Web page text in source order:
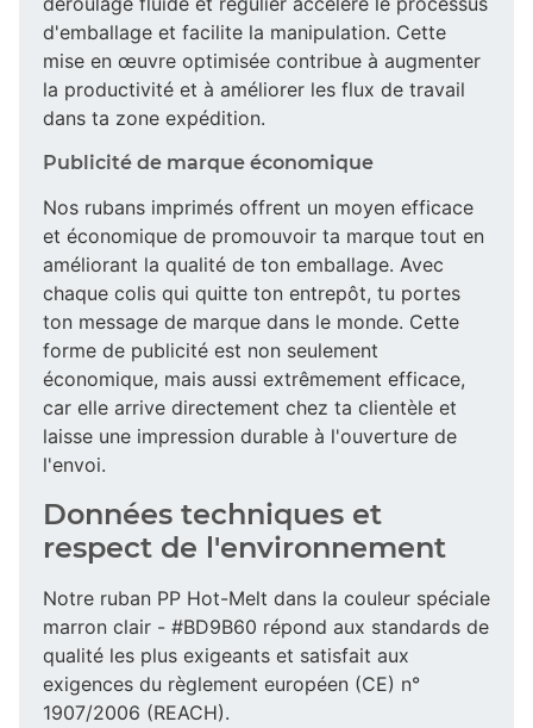
d'emballage et facilite la manipulation. Cette
mise en œuvre optimisée contribue à augmenter
la productivité et à améliorer les flux de travail
dans ta zone expédition.
Publicité de marque économique
Nos rubans imprimés offrent un moyen efficace
et économique de promouvoir ta marque tout en
améliorant la qualité de ton emballage. Avec
chaque colis qui quitte ton entrepôt, tu portes
ton message de marque dans le monde. Cette
forme de publicité est non seulement
économique, mais aussi extrêmement efficace,
car elle arrive directement chez ta clientèle et
laisse une impression durable à l'ouverture de
l'envoi.
Données techniques et
respect de l'environnement
Notre ruban PP Hot-Melt dans la couleur spéciale
marron clair - #BD9B60 répond aux standards de
qualité les plus exigeants et satisfait aux
exigences du règlement européen (CE) n°
1907/2006 (REACH).